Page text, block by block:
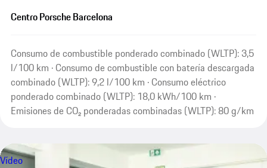
Centro Porsche Barcelona
Consumo de combustible ponderado combinado (WLTP): 3,5
l/100 km · Consumo de combustible con batería descargada
combinado (WLTP): 9,2 l/100 km · Consumo eléctrico
ponderado combinado (WLTP): 18,0 kWh/100 km ·
Emisiones de CO₂ ponderadas combinadas (WLTP): 80 g/km
Vídeo